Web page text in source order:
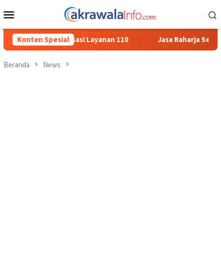
ke
Mobile
Konten Spesial
110 Jasa Raharja Serahkan Santunan kepada
Beranda News